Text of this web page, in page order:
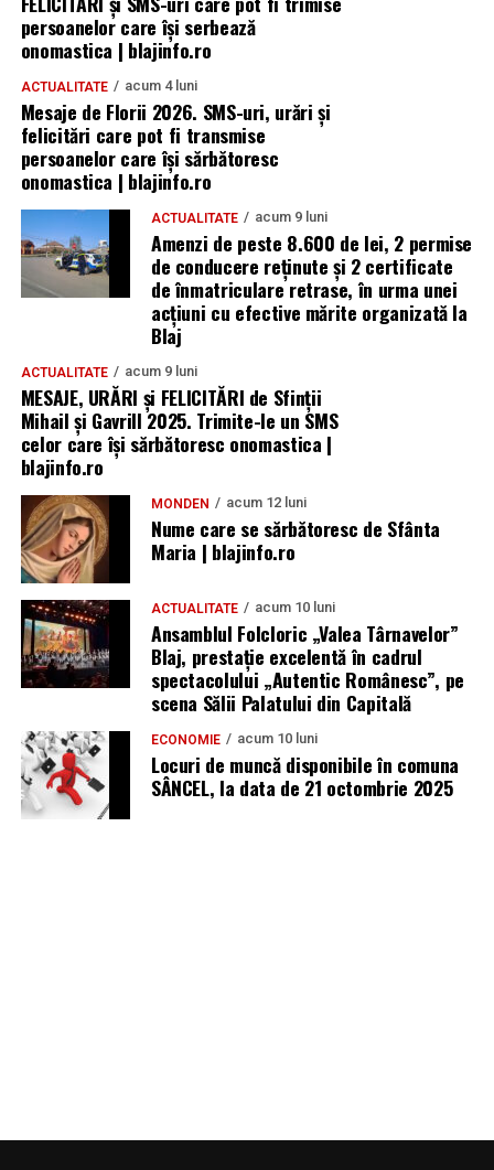
persoanelor care își serbează
onomastica | blajinfo.ro
ACTUALITATE acum 4 luni
Mesaje de Florii 2026. SMS-uri, urări și
felicitări care pot fi transmise
persoanelor care îşi sărbătoresc
onomastica | blajinfo.ro
ACTUALITATE acum 9 luni
Amenzi de peste 8.600 de lei, 2 permise
de conducere reținute și 2 certificate
de înmatriculare retrase, în urma unei
acțiuni cu efective mărite organizată la
Blaj
ACTUALITATE acum 9 luni
MESAJE, URĂRI și FELICITĂRI de Sfinții
Mihail și Gavrill 2025. Trimite-le un SMS
celor care își sărbătoresc onomastica |
blajinfo.ro
MONDEN acum 12 luni
Nume care se sărbătoresc de Sfânta
Maria | blajinfo.ro
ACTUALITATE acum 10 luni
Ansamblul Folcloric „Valea Târnavelor”
Blaj, prestație excelentă în cadrul
spectacolului „Autentic Românesc”, pe
scena Sălii Palatului din Capitală
ECONOMIE acum 10 luni
Locuri de muncă disponibile în comuna
SÂNCEL, la data de 21 octombrie 2025